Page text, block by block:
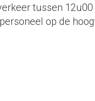
tussen
op de